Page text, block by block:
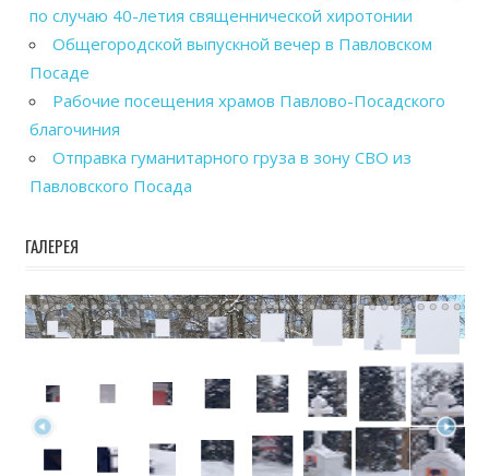
по случаю 40-летия священнической хиротонии
Общегородской выпускной вечер в Павловском
Посаде
Рабочие посещения храмов Павлово-Посадского
благочиния
Отправка гуманитарного груза в зону СВО из
Павловского Посада
ГАЛЕРЕЯ